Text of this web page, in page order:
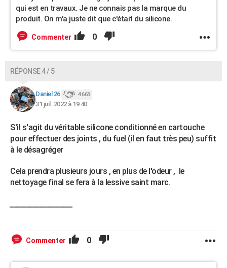
qui est en travaux. Je ne connais pas la marque du
produit. On m'a juste dit que c'était du silicone.
Commenter 0
RÉPONSE 4 / 5
Daniel 26 4 663
31 juil. 2022 à 19:40
S'il s'agit du véritable silicone conditionné en cartouche
pour effectuer des joints , du fuel (il en faut très peu) suffit
à le désagréger
Cela prendra plusieurs jours , en plus de l'odeur , le
nettoyage final se fera à la lessive saint marc.
Commenter 0